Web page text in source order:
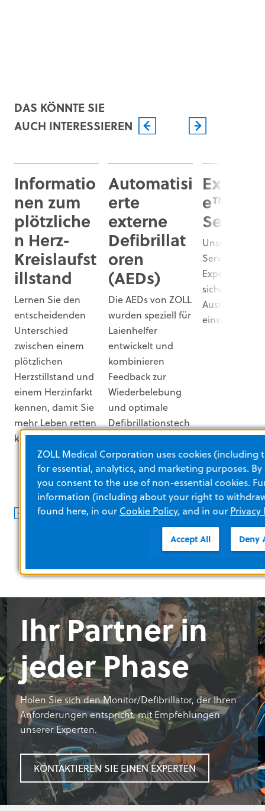
DAS KÖNNTE SIE
AUCH INTERESSIEREN
Informatio
nen zum
plötzliche
n Herz-
Kreislaufst
illstand
Lernen Sie den
entscheidenden
Unterschied
zwischen einem
plötzlichen
Herzstillstand und
einem Herzinfarkt
kennen, damit Sie
mehr Leben retten
können.
MEHR
Automatisi
erte
externe
Defibrillat
oren
(AEDs)
Die AEDs von ZOLL
wurden speziell für
Laienhelfer
entwickelt und
kombinieren
Feedback zur
Wiederbelebung
und optimale
Defibrillationstech
nologie, um Sie
bei Ihren
Rettungseinsätzen
zu unterstützen.
MEHR
ERFAHREN
e™-
Unser
Serviceplan
ExpertCare
sicher, dass
Ausrüstung
einsatzbereit
MEHR
ERFAHREN
Ihr Partner in
jeder Phase
Holen Sie sich den Monitor/Defibrillator, der Ihren
Anforderungen entspricht, mit Empfehlungen
unserer Experten.
KONTAKTIEREN SIE EINEN EXPERTEN
ZOLL Medical Corporation uses cookies (including
for essential, analytics, and marketing purposes. By
you consent to the use of non-essential cookies.
information (including about your right to
found here, in our Cookie Policy, and in ourPrivacy
Accept All Deny